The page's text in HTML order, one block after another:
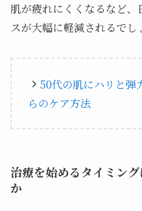
肌が疲れにくくなるなど
スが大幅に軽減されるでし
50代の肌にハリと弾
らのケア方法
治療を始めるタイミン
か